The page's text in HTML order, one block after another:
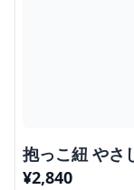
抱っこ紐 やさ
¥2,840